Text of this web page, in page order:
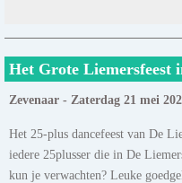
Het Grote Liemersfeest
Zevenaar - Zaterdag 21 mei
Het 25-plus dancefeest van De
iedere 25plusser die in De
kun je verwachten? Leuke